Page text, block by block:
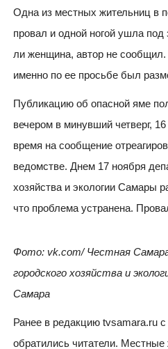
Одна из местных жительниц в
провал и одной ногой ушла
ли женщина, автор не
именно по ее просьбе был
Публикацию об опасной яме
вечером в минувший четверг,
время на сообщение
ведомстве. Днем 17 ноября
хозяйства и экологии Самары
что проблема устранена.
Фото: vk.com/ Честная
городского хозяйства и
Самара
Ранее в редакцию tvsamara.ru
обратились читатели. Местные